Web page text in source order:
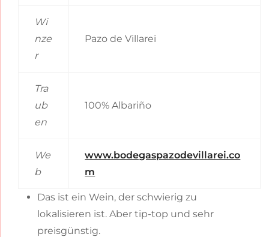
Wi
nze
r
Pazo de Villarei
Tra
ub
en
100% Albariño
We
b
www.bodegaspazodevillarei.co
m
Das ist ein Wein, der schwierig zu
lokalisieren ist. Aber tip-top und sehr
preisgünstig.